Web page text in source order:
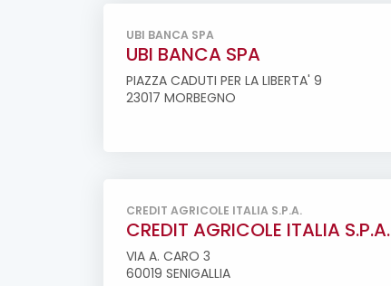
UBI BANCA SPA
UBI BANCA SPA
PIAZZA CADUTI PER LA LIBERTA' 9
23017 MORBEGNO
CREDIT AGRICOLE ITALIA S.P.A.
CREDIT AGRICOLE ITALIA S.P.A.
VIA A. CARO 3
60019 SENIGALLIA